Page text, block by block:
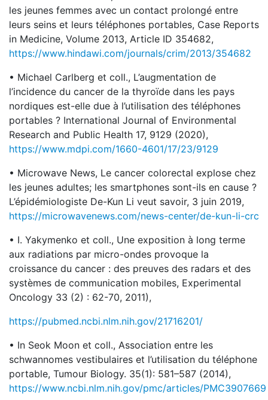
les jeunes femmes avec un contact prolongé entre
leurs seins et leurs téléphones portables, Case Reports
in Medicine, Volume 2013, Article ID 354682,
https://www.hindawi.com/journals/crim/2013/354682
• Michael Carlberg et coll., L’augmentation de
l’incidence du cancer de la thyroïde dans les pays
nordiques est-elle due à l’utilisation des téléphones
portables ? International Journal of Environmental
Research and Public Health 17, 9129 (2020),
https://www.mdpi.com/1660-4601/17/23/9129
• Microwave News, Le cancer colorectal explose chez
les jeunes adultes; les smartphones sont-ils en cause ?
L’épidémiologiste De-Kun Li veut savoir, 3 juin 2019,
https://microwavenews.com/news-center/de-kun-li-crc
• I. Yakymenko et coll., Une exposition à long terme
aux radiations par micro-ondes provoque la
croissance du cancer : des preuves des radars et des
systèmes de communication mobiles, Experimental
Oncology 33 (2) : 62-70, 2011),
https://pubmed.ncbi.nlm.nih.gov/21716201/
• In Seok Moon et coll., Association entre les
schwannomes vestibulaires et l’utilisation du téléphone
portable, Tumour Biology. 35(1): 581–587 (2014),
https://www.ncbi.nlm.nih.gov/pmc/articles/PMC3907669